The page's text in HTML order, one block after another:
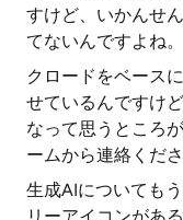
すけど、いかんせ
てないんですよね。
クロードをベース
せているんですけ
なって思うところ
ームから連絡くださ
生成AIについても